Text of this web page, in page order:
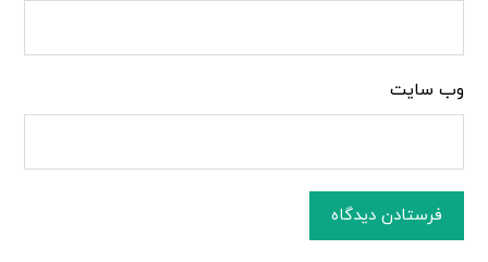
وب‌ سایت
فرستادن دیدگاه